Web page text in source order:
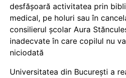
desfășoară activitatea prin
medical, pe holuri sau în
consilierul școlar Aura
inadecvate în care copilul nu
niciodată
Universitatea din București a